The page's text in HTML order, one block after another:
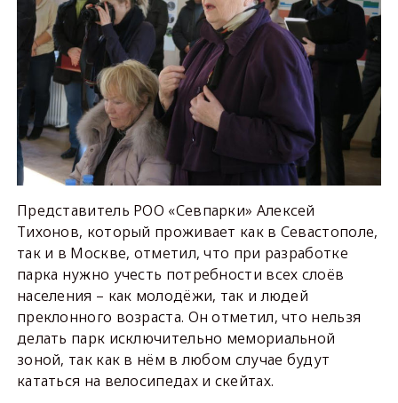
Представитель РОО «Севпарки» Алексей
Тихонов, который проживает как в Севастополе,
так и в Москве, отметил, что при разработке
парка нужно учесть потребности всех слоёв
населения – как молодёжи, так и людей
преклонного возраста. Он отметил, что нельзя
делать парк исключительно мемориальной
зоной, так как в нём в любом случае будут
кататься на велосипедах и скейтах.